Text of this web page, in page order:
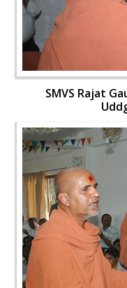
SMVS Rajat